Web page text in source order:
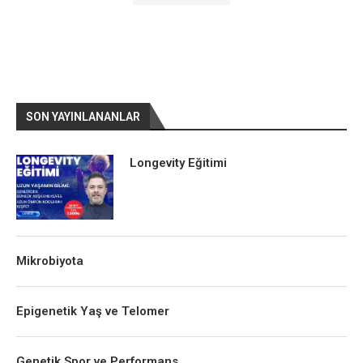
SON YAYINLANANLAR
Longevity Eğitimi
Mikrobiyota
Epigenetik Yaş ve Telomer